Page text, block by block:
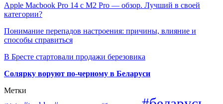
Apple Macbook Pro 14 с M2 Pro — обзор. Лучший в своей
категории?
Понимание перепадов настроения: причины, влияние и
способы справиться
В Бресте стартовали продажи березовика
Солярку воруют по-черному в Беларуси
Метки